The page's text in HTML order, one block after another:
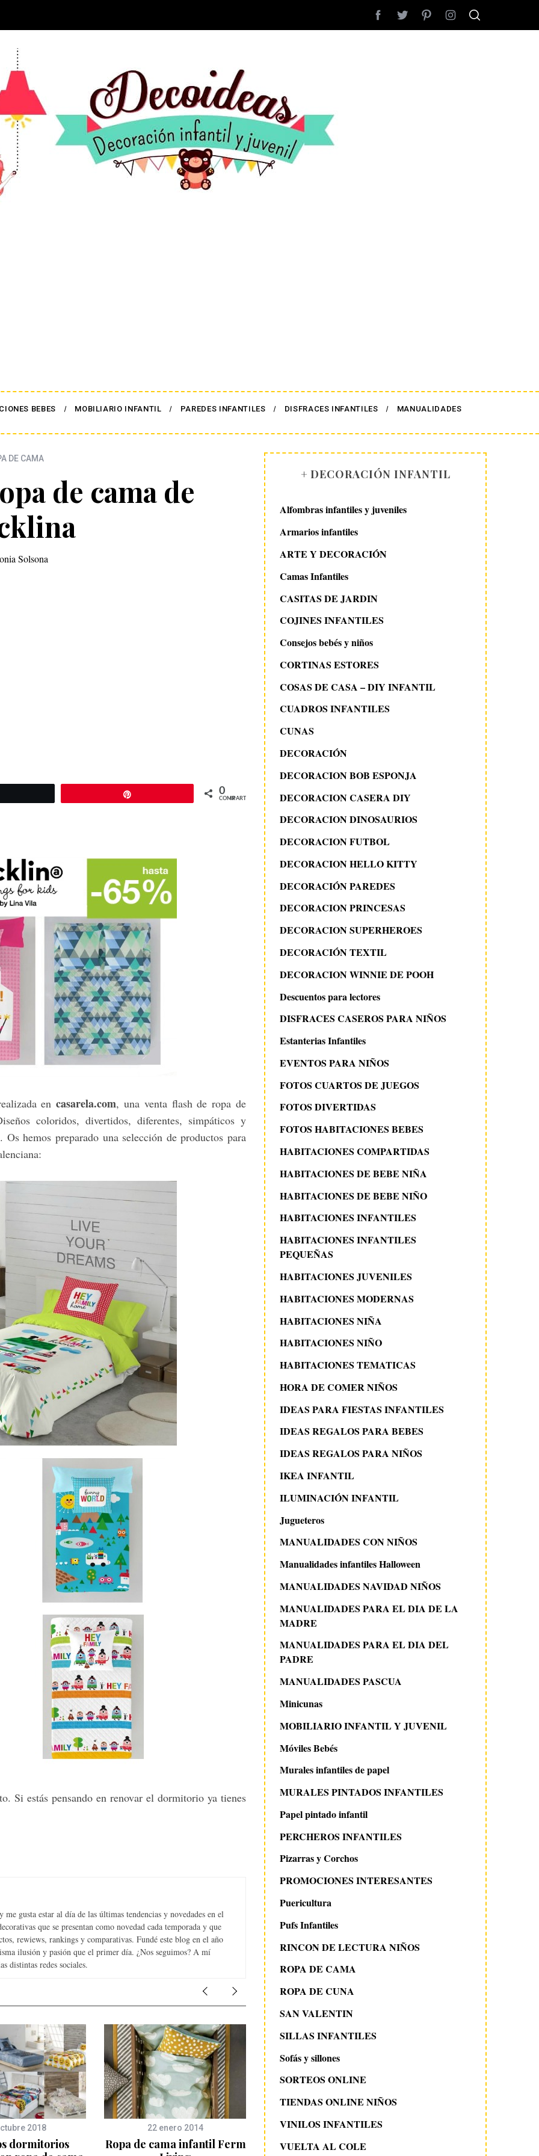
BEBES MOBILIARIO INFANTIL PAREDES INFANTILES DISFRACES INFANTILES MANUALIDADES
DE CAMA
de cama de
Solsona
0
COMPARTIR
encasarela.com, una venta flash de ropa de
coloridos, divertidos, diferentes, simpáticos y
hemos preparado una selección de productos para
Si estás pensando en renovar el dormitorio ya tienes
gusta estar al día de las últimas tendencias y novedades en el
que se presentan como novedad cada temporada y que
rewiews, rankings y comparativas. Fundé este blog en el año
ilusión y pasión que el primer día. ¿Nos seguimos? A mí
distintas redes sociales.
2018
dormitorios
22 enero 2014
Ropa de cama infantil Ferm
8 septiembre 2020
Ideas para vestir
11 noviembre 2018
Fundas nórdicas
+ DECORACIÓN INFANTIL
Alfombras infantiles y juveniles
Armarios infantiles
ARTE Y DECORACIÓN
Camas Infantiles
CASITAS DE JARDIN
COJINES INFANTILES
Consejos bebés y niños
CORTINAS ESTORES
COSAS DE CASA – DIY INFANTIL
CUADROS INFANTILES
CUNAS
DECORACIÓN
DECORACION BOB ESPONJA
DECORACION CASERA DIY
DECORACION DINOSAURIOS
DECORACION FUTBOL
DECORACION HELLO KITTY
DECORACIÓN PAREDES
DECORACION PRINCESAS
DECORACION SUPERHEROES
DECORACIÓN TEXTIL
DECORACION WINNIE DE POOH
Descuentos para lectores
DISFRACES CASEROS PARA NIÑOS
Estanterias Infantiles
EVENTOS PARA NIÑOS
FOTOS CUARTOS DE JUEGOS
FOTOS DIVERTIDAS
FOTOS HABITACIONES BEBES
HABITACIONES COMPARTIDAS
HABITACIONES DE BEBE NIÑA
HABITACIONES DE BEBE NIÑO
HABITACIONES INFANTILES
HABITACIONES INFANTILES
PEQUEÑAS
HABITACIONES JUVENILES
HABITACIONES MODERNAS
HABITACIONES NIÑA
HABITACIONES NIÑO
HABITACIONES TEMATICAS
HORA DE COMER NIÑOS
IDEAS PARA FIESTAS INFANTILES
IDEAS REGALOS PARA BEBES
IDEAS REGALOS PARA NIÑOS
IKEA INFANTIL
ILUMINACIÓN INFANTIL
Jugueteros
MANUALIDADES CON NIÑOS
Manualidades infantiles Halloween
MANUALIDADES NAVIDAD NIÑOS
MANUALIDADES PARA EL DIA DE LA
MADRE
MANUALIDADES PARA EL DIA DEL
PADRE
MANUALIDADES PASCUA
Minicunas
MOBILIARIO INFANTIL Y JUVENIL
Móviles Bebés
Murales infantiles de papel
MURALES PINTADOS INFANTILES
Papel pintado infantil
PERCHEROS INFANTILES
Pizarras y Corchos
PROMOCIONES INTERESANTES
Puericultura
Pufs Infantiles
RINCON DE LECTURA NIÑOS
ROPA DE CAMA
ROPA DE CUNA
SAN VALENTIN
SILLAS INFANTILES
Sofás y sillones
SORTEOS ONLINE
TIENDAS ONLINE NIÑOS
VINILOS INFANTILES
VUELTA AL COLE